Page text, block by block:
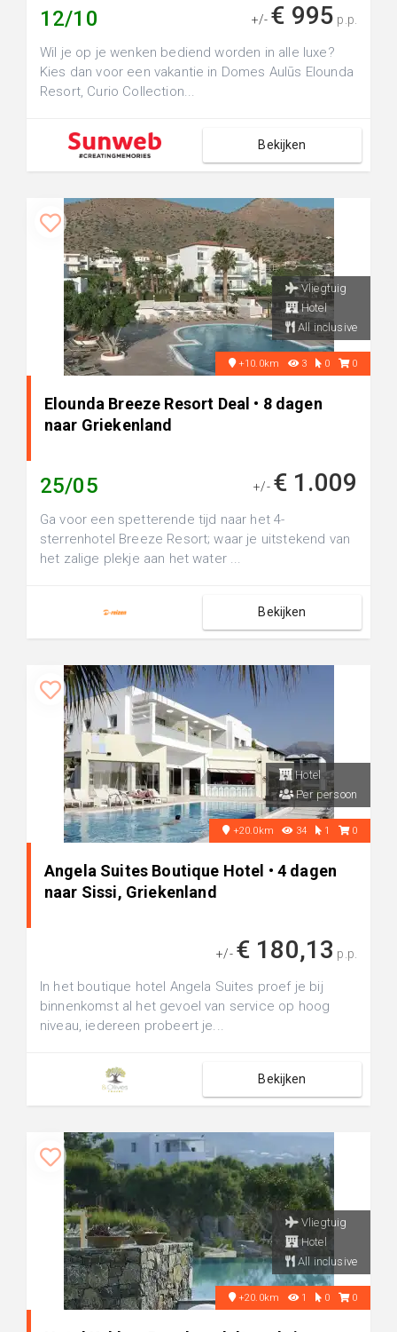
12/10 +/- € 995 p.p.
Wil je op je wenken bediend worden in alle luxe?
Kies dan voor een vakantie in Domes Aulūs Elounda
Resort, Curio Collection...
Bekijken
Vliegtuig
Hotel
All inclusive
+10.0km 3 0 0
Elounda Breeze Resort Deal • 8 dagen
naar Griekenland
25/05 +/- € 1.009
Ga voor een spetterende tijd naar het 4-
sterrenhotel Breeze Resort; waar je uitstekend van
het zalige plekje aan het water ...
Bekijken
Hotel
Per persoon
+20.0km 34 1 0
Angela Suites Boutique Hotel • 4 dagen
naar Sissi, Griekenland
+/- € 180,13 p.p.
In het boutique hotel Angela Suites proef je bij
binnenkomst al het gevoel van service op hoog
niveau, iedereen probeert je...
Bekijken
Vliegtuig
Hotel
All inclusive
+20.0km 1 0 0